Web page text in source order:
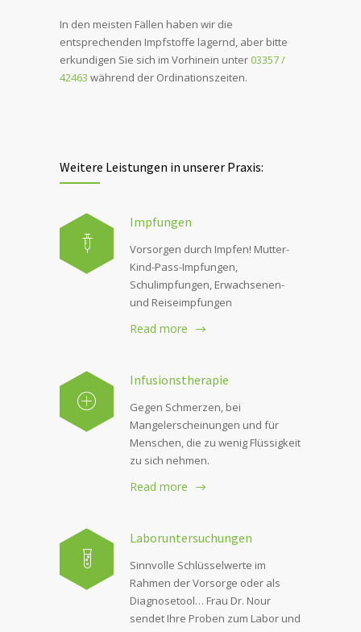
In den meisten Fällen haben wir die
entsprechenden Impfstoffe lagernd, aber bitte
erkundigen Sie sich im Vorhinein unter03357 /
42463 während der Ordinationszeiten.
Weitere Leistungen in unserer Praxis:
Impfungen
Vorsorgen durch Impfen! Mutter-
Kind-Pass-Impfungen,
Schulimpfungen, Erwachsenen-
und Reiseimpfungen
Read more
Infusionstherapie
Gegen Schmerzen, bei
Mangelerscheinungen und für
Menschen, die zu wenig Flüssigkeit
zu sich nehmen.
Read more
Laboruntersuchungen
Sinnvolle Schlüsselwerte im
Rahmen der Vorsorge oder als
Diagnosetool… Frau Dr. Nour
sendet Ihre Proben zum Labor und